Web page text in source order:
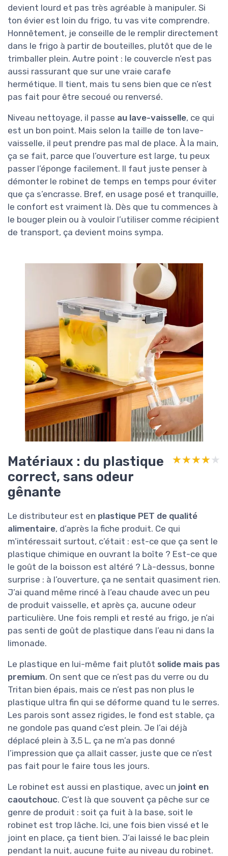
devient lourd et pas très agréable à manipuler. Si
ton évier est loin du frigo, tu vas vite comprendre.
Honnêtement, je conseille de le remplir directement
dans le frigo à partir de bouteilles, plutôt que de le
trimballer plein. Autre point : le couvercle n’est pas
aussi rassurant que sur une vraie carafe
hermétique. Il tient, mais tu sens bien que ce n’est
pas fait pour être secoué ou renversé.
Niveau nettoyage, il passe au lave-vaisselle, ce qui
est un bon point. Mais selon la taille de ton lave-
vaisselle, il peut prendre pas mal de place. À la main,
ça se fait, parce que l’ouverture est large, tu peux
passer l’éponge facilement. Il faut juste penser à
démonter le robinet de temps en temps pour éviter
que ça s’encrasse. Bref, en usage posé et tranquille,
le confort est vraiment là. Dès que tu commences à
le bouger plein ou à vouloir l’utiliser comme récipient
de transport, ça devient moins sympa.
Matériaux : du plastique
correct, sans odeur
gênante
★★★★★
★★★★★
Le distributeur est en plastique PET de qualité
alimentaire, d’après la fiche produit. Ce qui
m’intéressait surtout, c’était : est-ce que ça sent le
plastique chimique en ouvrant la boîte ? Est-ce que
le goût de la boisson est altéré ? Là-dessus, bonne
surprise : à l’ouverture, ça ne sentait quasiment rien.
J’ai quand même rincé à l’eau chaude avec un peu
de produit vaisselle, et après ça, aucune odeur
particulière. Une fois rempli et resté au frigo, je n’ai
pas senti de goût de plastique dans l’eau ni dans la
limonade.
Le plastique en lui-même fait plutôt solide mais pas
premium. On sent que ce n’est pas du verre ou du
Tritan bien épais, mais ce n’est pas non plus le
plastique ultra fin qui se déforme quand tu le serres.
Les parois sont assez rigides, le fond est stable, ça
ne gondole pas quand c’est plein. Je l’ai déjà
déplacé plein à 3,5 L, ça ne m’a pas donné
l’impression que ça allait casser, juste que ce n’est
pas fait pour le faire tous les jours.
Le robinet est aussi en plastique, avec un joint en
caoutchouc. C’est là que souvent ça pêche sur ce
genre de produit : soit ça fuit à la base, soit le
robinet est trop lâche. Ici, une fois bien vissé et le
joint en place, ça tient bien. J’ai laissé le bac plein
pendant la nuit, aucune fuite au niveau du robinet.